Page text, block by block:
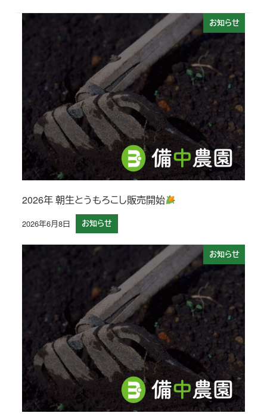
お知らせ
2026年 朝生とうもろこし販売開始
投稿日
2026年6月8日 お知らせ
お知らせ